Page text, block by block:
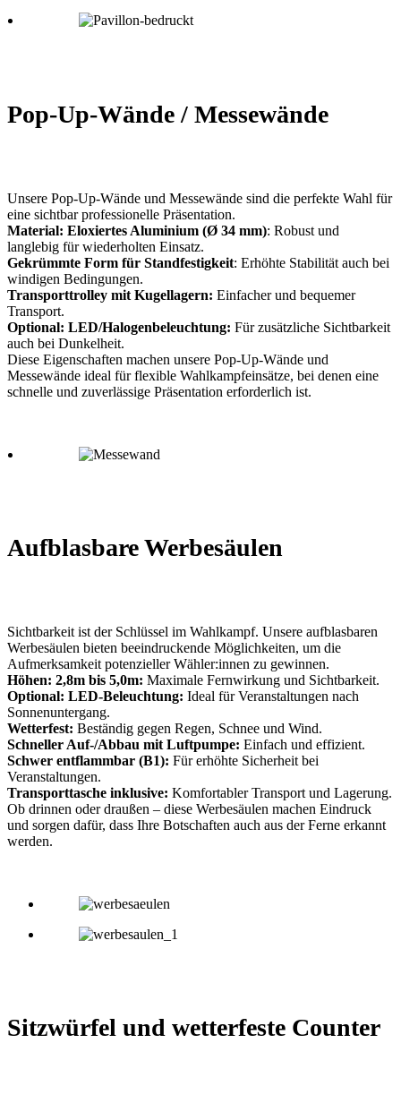
Pop-Up-Wände / Messewände
Unsere Pop-Up-Wände und Messewände sind die perfekte Wahl für
eine sichtbar professionelle Präsentation.
Material: Eloxiertes Aluminium (Ø 34 mm): Robust und
langlebig für wiederholten Einsatz.
Gekrümmte Form für Standfestigkeit: Erhöhte Stabilität auch bei
windigen Bedingungen.
Transporttrolley mit Kugellagern: Einfacher und bequemer
Transport.
Optional: LED/Halogenbeleuchtung: Für zusätzliche Sichtbarkeit
auch bei Dunkelheit.
Diese Eigenschaften machen unsere Pop-Up-Wände und
Messewände ideal für flexible Wahlkampfeinsätze, bei denen eine
schnelle und zuverlässige Präsentation erforderlich ist.
Aufblasbare Werbesäulen
Sichtbarkeit ist der Schlüssel im Wahlkampf. Unsere aufblasbaren
Werbesäulen bieten beeindruckende Möglichkeiten, um die
Aufmerksamkeit potenzieller Wähler:innen zu gewinnen.
Höhen: 2,8m bis 5,0m: Maximale Fernwirkung und Sichtbarkeit.
Optional: LED-Beleuchtung: Ideal für Veranstaltungen nach
Sonnenuntergang.
Wetterfest: Beständig gegen Regen, Schnee und Wind.
Schneller Auf-/Abbau mit Luftpumpe: Einfach und effizient.
Schwer entflammbar (B1): Für erhöhte Sicherheit bei
Veranstaltungen.
Transporttasche inklusive: Komfortabler Transport und Lagerung.
Ob drinnen oder draußen – diese Werbesäulen machen Eindruck
und sorgen dafür, dass Ihre Botschaften auch aus der Ferne erkannt
werden.
Sitzwürfel und wetterfeste Counter